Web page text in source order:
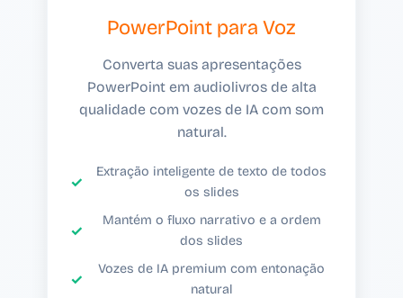
PowerPoint para Voz
Converta suas apresentações
PowerPoint em audiolivros de alta
qualidade com vozes de IA com som
natural.
Extração inteligente de texto de todos
os slides
Mantém o fluxo narrativo e a ordem
dos slides
Vozes de IA premium com entonação
natural